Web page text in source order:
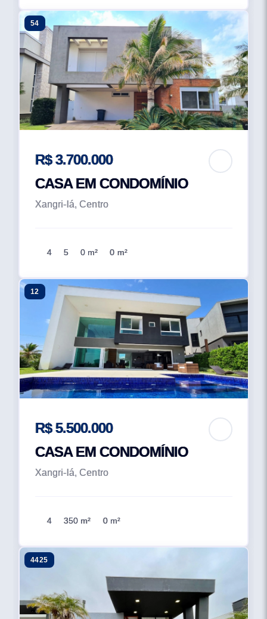
54
R$ 3.700.000
CASA EM CONDOMÍNIO
Xangri-lá, Centro
4 5 0 m² 0 m²
12
R$ 5.500.000
CASA EM CONDOMÍNIO
Xangri-lá, Centro
4 350 m² 0 m²
4425